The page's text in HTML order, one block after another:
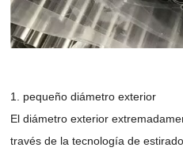
1. pequeño diámetro exterior
El diámetro exterior
través de la tecnología de